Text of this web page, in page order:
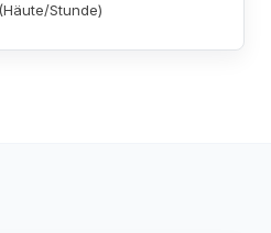
Stunde)